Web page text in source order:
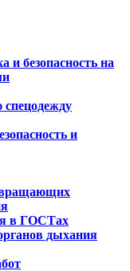
и безопасность на
спецодежду
и
в ГОСТах
дыхания